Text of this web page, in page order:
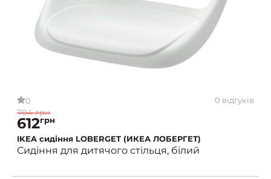
0
0 відгуків
704 грн
612грн
IKEA сидіння LOBERGET (ИКЕА ЛОБЕРГЕТ)
Сидіння для дитячого стільця, білий